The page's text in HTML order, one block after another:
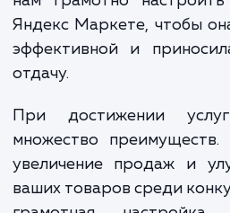
включающий в себя
аспектов, начиная от
бизнеса и вашей
результатов.
Наши специалисты
анализ вашего